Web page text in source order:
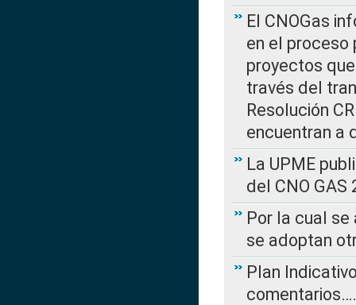
El CNOGas
en el proceso
proyectos
través del
Resolución
encuentran a
La UPME
del CNO
Por la cual
se adoptan
Plan